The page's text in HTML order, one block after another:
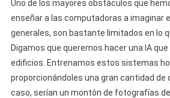
Uno de los mayores obstáculos que
enseñar a las computadoras a imaginar
generales, son bastante limitados en lo
Digamos que queremos hacer una IA
edificios. Entrenamos estos sistemas
proporcionándoles una gran cantidad de
caso, serían un montón de fotografías